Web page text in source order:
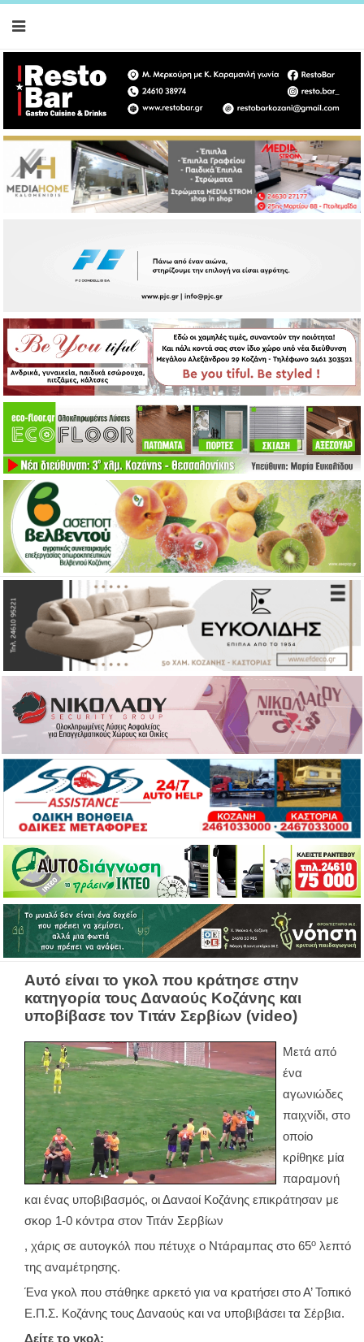
Αυτό είναι το γκολ που κράτησε στην
κατηγορία τους Δαναούς Κοζάνης και
υποβίβασε τον Τιτάν Σερβίων (video)
Μετά από
ένα
αγωνιώδες
παιχνίδι, στο
οποίο
κρίθηκε μία
παραμονή
και ένας υποβιβασμός, οι Δαναοί Κοζάνης επικράτησαν με
σκορ 1-0 κόντρα στον Τιτάν Σερβίων
, χάρις σε αυτογκόλ που πέτυχε ο Ντάραμπας στο 65ο λεπτό
της αναμέτρησης.
Ένα γκολ που στάθηκε αρκετό για να κρατήσει στο Α’ Τοπικό
Ε.Π.Σ. Κοζάνης τους Δαναούς και να υποβιβάσει τα Σέρβια.
Δείτε το γκολ: